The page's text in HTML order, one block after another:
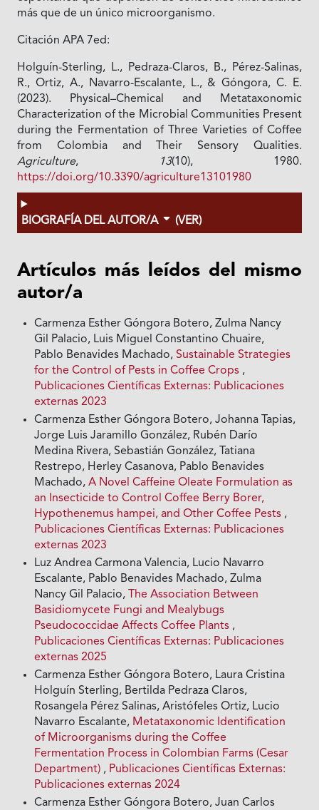
más que de un único microorganismo.
Citación APA 7ed:
Holguín-Sterling, L., Pedraza-Claros, B., Pérez-Salinas,
R., Ortiz, A., Navarro-Escalante, L., & Góngora, C. E.
(2023). Physical–Chemical and Metataxonomic
Characterization of the Microbial Communities Present
during the Fermentation of Three Varieties of Coffee
from Colombia and Their Sensory Qualities.
Agriculture, 13(10), 1980.
https://doi.org/10.3390/agriculture13101980
BIOGRAFÍA DEL AUTOR/A (VER)
Artículos más leídos del mismo
autor/a
Carmenza Esther Góngora Botero, Zulma Nancy
Gil Palacio, Luis Miguel Constantino Chuaire,
Pablo Benavides Machado,Sustainable Strategies
for the Control of Pests in Coffee Crops ,
Publicaciones Científicas Externas: Publicaciones
externas 2023
Carmenza Esther Góngora Botero, Johanna Tapias,
Jorge Luis Jaramillo González, Rubén Darío
Medina Rivera, Sebastián González, Tatiana
Restrepo, Herley Casanova, Pablo Benavides
Machado,A Novel Caffeine Oleate Formulation as
an Insecticide to Control Coffee Berry Borer,
Hypothenemus hampei, and Other Coffee Pests ,
Publicaciones Científicas Externas: Publicaciones
externas 2023
Luz Andrea Carmona Valencia, Lucio Navarro
Escalante, Pablo Benavides Machado, Zulma
Nancy Gil Palacio, The Association Between
Basidiomycete Fungi and Mealybugs
Pseudococcidae Affects Coffee Plants ,
Publicaciones Científicas Externas: Publicaciones
externas 2025
Carmenza Esther Góngora Botero, Laura Cristina
Holguín Sterling, Bertilda Pedraza Claros,
Rosangela Pérez Salinas, Aristófeles Ortiz, Lucio
Navarro Escalante, Metataxonomic Identification
of Microorganisms during the Coffee
Fermentation Process in Colombian Farms (Cesar
Department) , Publicaciones Científicas Externas:
Publicaciones externas 2024
Carmenza Esther Góngora Botero, Juan Carlos